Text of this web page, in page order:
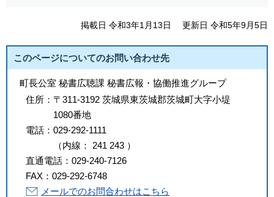
掲載日 令和3年1月13日 更新日 令和5年9月5日
このページについてのお問い合わせ先
町長公室 秘書広聴課 秘書広報・協働推進グループ
住所： 〒311-3192 茨城県東茨城郡茨城町大字小堤
1080番地
電話： 029-292-1111
（内線 ： 241 243 ）
直通電話： 029-240-7126
FAX： 029-292-6748
メールでのお問合わせはこちら